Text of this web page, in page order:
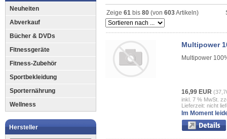
Neuheiten
Abverkauf
Bücher & DVDs
Fitnessgeräte
Fitness-Zubehör
Sportbekleidung
Sporternährung
Wellness
Hersteller
Zeige 61 bis 80 (von 603Artikeln)
Multipower
Multipower
16,99 EUR
inkl. 7 % MwSt.
Lieferzeit: nicht
Im Moment